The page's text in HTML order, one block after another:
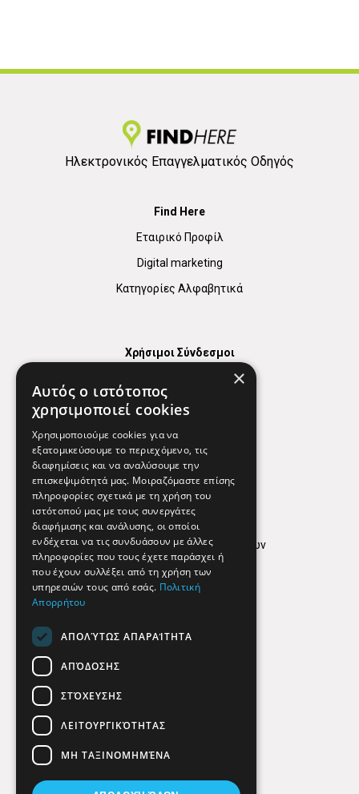
Ηλεκτρονικός Επαγγελματικός Οδηγός
Find Here
Εταιρικό Προφίλ
Digital marketing
Κατηγορίες Αλφαβητικά
Χρήσιμοι Σύνδεσμοι
Χρήσιμα Τηλέφωνα
Εφημερεύοντα Φαρμακεία
Απόρρητο
Όροι Χρήσης
Πολιτική προστασίας δεδομένων
Findhere
Social Media
×
Αυτός ο ιστότοπος
χρησιμοποιεί cookies
Χρησιμοποιούμε cookies για να
εξατομικεύσουμε το περιεχόμενο, τις
διαφημίσεις και να αναλύσουμε την
επισκεψιμότητά μας. Μοιραζόμαστε επίσης
πληροφορίες σχετικά με τη χρήση του
ιστότοπού μας με τους συνεργάτες
διαφήμισης και ανάλυσης, οι οποίοι
ενδέχεται να τις συνδυάσουν με άλλες
πληροφορίες που τους έχετε παράσχει ή
που έχουν συλλέξει από τη χρήση των
υπηρεσιών τους από εσάς. Πολιτική
Απορρήτου
ΑΠΟΛΎΤΩΣ ΑΠΑΡΑΊΤΗΤΑ
ΑΠΌΔΟΣΗΣ
ΣΤΌΧΕΥΣΗΣ
ΛΕΙΤΟΥΡΓΙΚΌΤΗΤΑΣ
ΜΗ ΤΑΞΙΝΟΜΗΜΈΝΑ